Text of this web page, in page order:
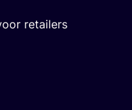
retailers